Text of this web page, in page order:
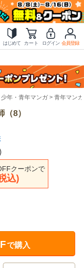
はじめて カート ログイン 会員登録
少年・青年マンガ 青年マンガ
8）
クーポンで
込)
で購入